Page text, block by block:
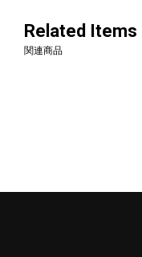
Related Items
関連商品